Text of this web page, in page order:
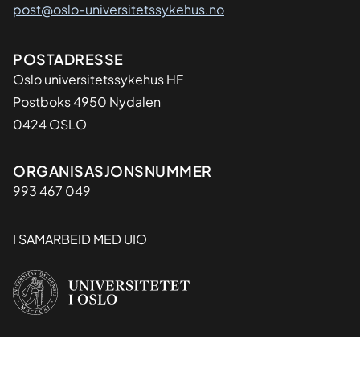
post@oslo-universitetssykehus.no
Adresse
POSTADRESSE
Oslo universitetssykehus HF
Postboks 4950 Nydalen
0424 OSLO
Organisasjon
ORGANISASJONSNUMMER
993 467 049
I SAMARBEID MED UIO